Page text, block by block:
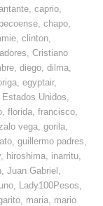
,caprio
,chapo
,clinton
,Cristiano
,diego ,dilma
,egyptair,
Estados Unidos
,florida ,francisco
vega ,gorila
,guillermo padres
, hiroshima inarritu
,Juan Gabriel
Lady100Pesos
maria mario